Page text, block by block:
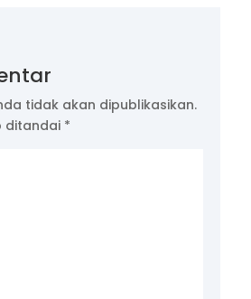
tidak akan dipublikasikan.
ditandai *